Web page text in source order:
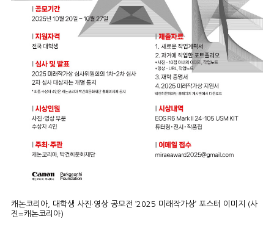
캐논코리아, 대학생 사진·영상 공모전 ‘2025 미래작가상’ 포스터 이미지 (사
진=캐논코리아)